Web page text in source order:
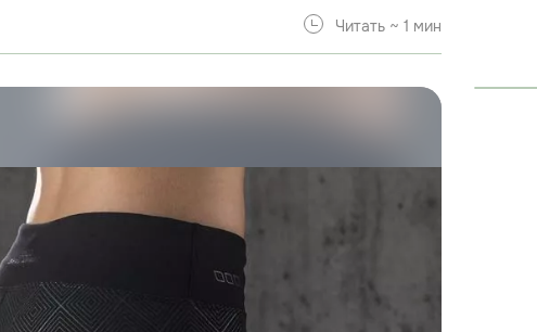
Читать ~ 1 мин